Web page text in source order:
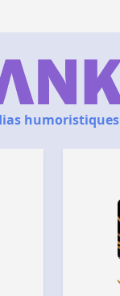
humoristiques